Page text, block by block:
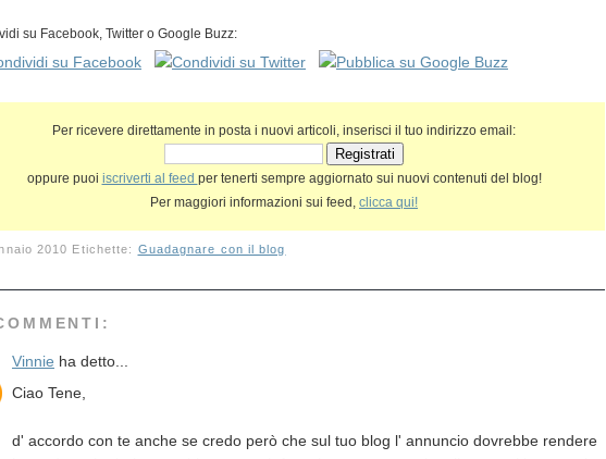
su Facebook, Twitter o Google Buzz:
Per ricevere direttamente in posta i nuovi articoli, inserisci il tuo indirizzo email:
oppure puoi iscriverti al feed per tenerti sempre aggiornato sui nuovi contenuti del blog!
Per maggiori informazioni sui feed, clicca qui!
2010 Etichette: Guadagnare con il blog
Vinnie ha detto...
Ciao Tene,
d' accordo con te anche se credo però che sul tuo blog l' annuncio dovrebbe rendere